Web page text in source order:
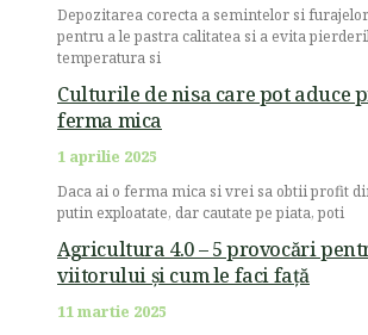
Depozitarea corecta a semintelor si
pentru a le pastra calitatea si a evita
temperatura si
Culturile de nisa care pot aduce
ferma mica
1 aprilie 2025
Daca ai o ferma mica si vrei sa obtii profit
putin exploatate, dar cautate pe piata, poti
Agricultura 4.0 – 5 provocări
viitorului și cum le faci față
11 martie 2025